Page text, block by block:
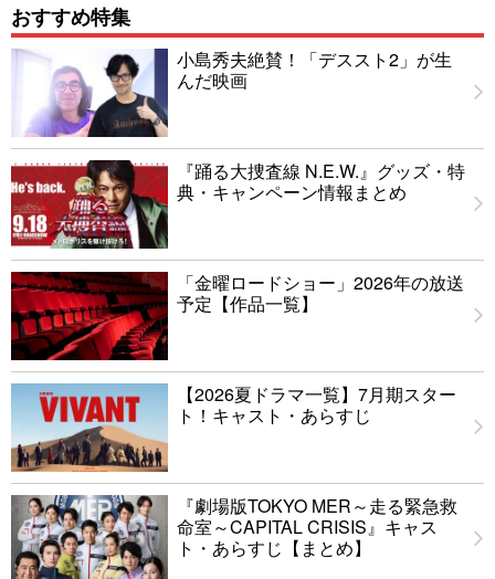
おすすめ特集
小島秀夫絶賛！「デススト2」が生
んだ映画
『踊る大捜査線 N.E.W.』グッズ・特
典・キャンペーン情報まとめ
「金曜ロードショー」2026年の放送
予定【作品一覧】
【2026夏ドラマ一覧】7月期スター
ト！キャスト・あらすじ
『劇場版TOKYO MER～走る緊急救
命室～CAPITAL CRISIS』キャス
ト・あらすじ【まとめ】